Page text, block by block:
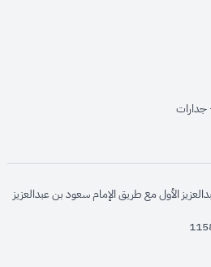
opens in
جداراتopens in new window
الأول مع طريق الإمام سعود بن عبدالعزيز